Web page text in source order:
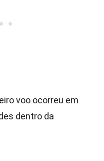
voo ocorreu em
dentro da